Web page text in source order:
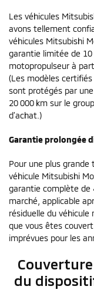
Les véhicules
avons tellement
véhicules Mitsubishi
garantie limitée de 10
motopropulseur à
(Les modèles
sont protégés par
20 000 km sur le
d’achat.)
Garantie prolongée
Pour une plus grande
véhicule Mitsubishi
garantie complète de
marché, applicable
résiduelle du véhicule
que vous êtes
imprévues pour les
du